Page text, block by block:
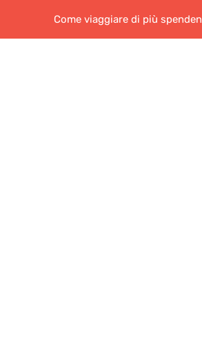
Come viaggiare di più